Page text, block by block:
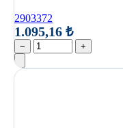
2903372
1.095,16 ₺
− +